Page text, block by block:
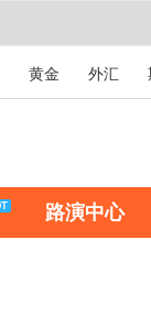
黄金 外汇
路演中心